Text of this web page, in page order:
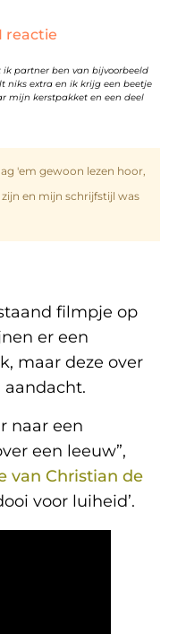
reactie
ik partner ben van bijvoorbeeld
niks extra en ik krijg een beetje
mijn kerstpakket en een deel
'em gewoon lezen hoor,
en mijn schrijfstijl was
filmpje op
er een
maar deze over
aandacht.
naar een
een leeuw”,
van Christian de
voor luiheid’.